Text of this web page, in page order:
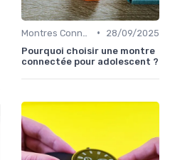
•
28/09/2025
Pourquoi choisir une montre
connectée pour adolescent ?